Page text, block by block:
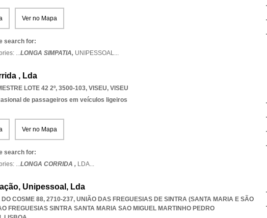
Ver no Mapa
search for:
...LONGA SIMPATIA, UNIPESSOAL...
, Lda
LOTE 42 2º, 3500-103, VISEU, VISEU
de passageiros em veículos ligeiros
Ver no Mapa
search for:
...LONGA CORRIDA , LDA...
Unipessoal, Lda
DO COSME 88, 2710-237, UNIÃO DAS FREGUESIAS DE SINTRA (SANTA MARIA E SÃO
FREGUESIAS SINTRA SANTA MARIA SAO MIGUEL MARTINHO PEDRO